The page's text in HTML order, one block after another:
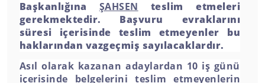
Başkanlığına ŞAHSEN teslim etmeleri
gerekmektedir. Başvuru evraklarını
süresi içerisinde teslim etmeyenler bu
haklarından vazgeçmiş sayılacaklardır.
Asıl olarak kazanan adaylardan 10 iş günü
içerisinde belgelerini teslim etmeyenlerin